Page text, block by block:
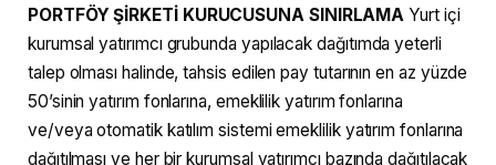
PORTFÖY ŞİRKETİ KURUCUSUNA SINIRLAMA Yurt içi
kurumsal yatırımcı grubunda yapılacak dağıtımda yeterli
talep olması halinde, tahsis edilen pay tutarının en az yüzde
50’sinin yatırım fonlarına, emeklilik yatırım fonlarına
ve/veya otomatik katılım sistemi emeklilik yatırım fonlarına
dağıtılması ve her bir kurumsal yatırımcı bazında dağıtılacak